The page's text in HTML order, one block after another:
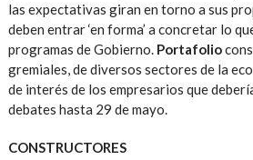
las expectativas giran en torno a sus
deben entrar ‘en forma’ a concretar lo
programas de Gobierno. Portafolio
gremiales, de diversos sectores de la
de interés de los empresarios que
debates hasta 29 de mayo.
CONSTRUCTORES